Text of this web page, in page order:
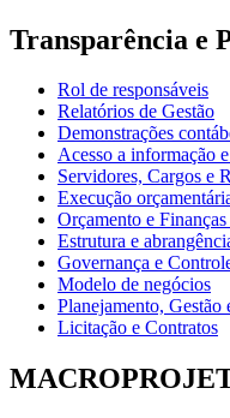
Transparência e
Rol de responsáveis
Relatórios de Gestão
Demonstrações
Acesso a informação
Servidores, Cargos e
Execução
Orçamento e Finanças
Estrutura e
Governança e
Modelo de negócios
Planejamento, Gestão
Licitação e Contratos